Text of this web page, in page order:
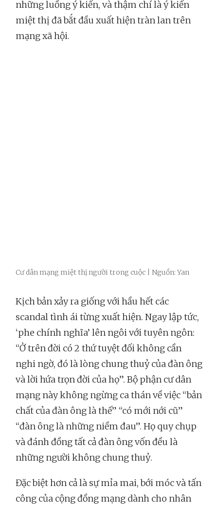
những luồng ý kiến, và thậm chí là ý kiến
miệt thị đã bắt đầu xuất hiện tràn lan trên
mạng xã hội.
Cư dân mạng miệt thị người trong cuộc | Nguồn: Yan
Kịch bản xảy ra giống với hầu hết các
scandal tình ái từng xuất hiện. Ngay lập tức,
‘phe chính nghĩa’ lên ngôi với tuyên ngôn:
“Ở trên đời có 2 thứ tuyệt đối không cần
nghi ngờ, đó là lòng chung thuỷ của đàn ông
và lời hứa trọn đời của họ”. Bộ phận cư dân
mạng này không ngừng ca thán về việc “bản
chất của đàn ông là thế” “có mới nới cũ”
“đàn ông là những niềm đau”. Họ quy chụp
và đánh đồng tất cả đàn ông vốn đều là
những người không chung thuỷ.
Đặc biệt hơn cả là sự mỉa mai, bới móc và tấn
công của cộng đồng mạng dành cho nhân